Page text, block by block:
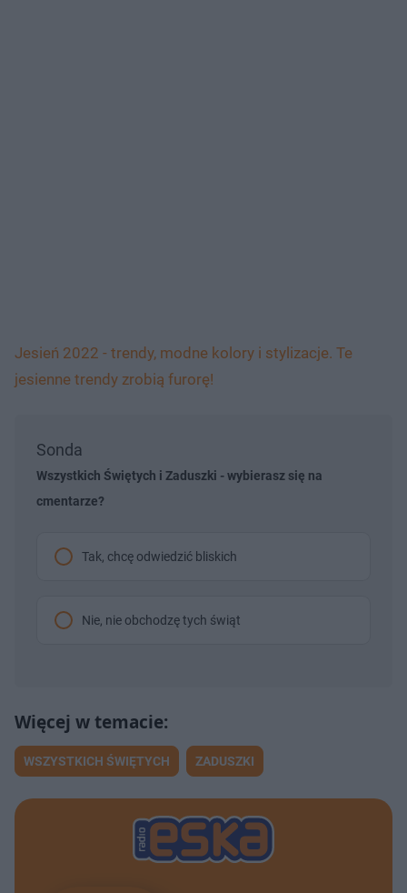
Jesień 2022 - trendy, modne kolory i stylizacje. Te
jesienne trendy zrobią furorę!
Sonda
Wszystkich Świętych i Zaduszki - wybierasz się na
cmentarze?
Tak, chcę odwiedzić bliskich
Nie, nie obchodzę tych świąt
WSZYSTKICH ŚWIĘTYCH ZADUSZKI